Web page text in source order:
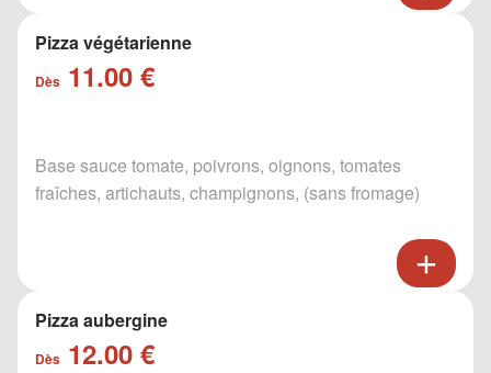
Pizza végétarienne
Dès 11.00 €
Base sauce tomate, poivrons, oignons, tomates
fraîches, artichauts, champignons, (sans fromage)
Pizza aubergine
Dès 12.00 €